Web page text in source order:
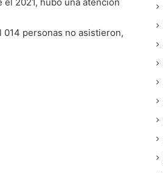
014 personas no asistieron,